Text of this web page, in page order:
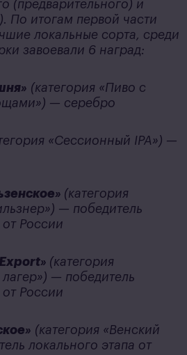
(предварительного) и
По итогам первой части
локальные сорта, среди
завоевали 6 наград:
(категория «Пиво с
— серебро
«Сессионный IPA») —
(категория
— победитель
от России
(категория
— победитель
от России
(категория «Венский
локального этапа от